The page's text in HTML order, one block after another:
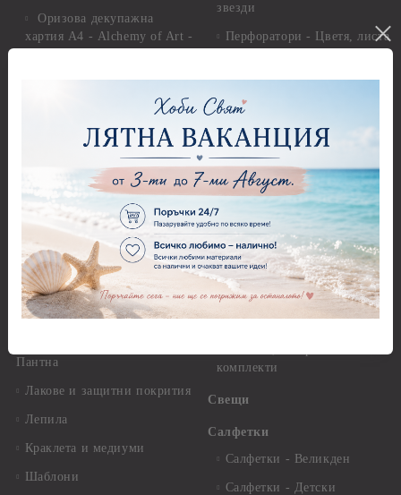
Оризова декупажна
хартия А4 - Alchemy of Art -
Оризова декупажна хартия
А4 - Itd. Collection - 25-30
Фина оризова декупажна
хартия Stamperia - 21 х
29.см. - 28гр.
Декупажна хартия - Други
Антични пасти
Вакс пасти
Грунд, Основи, Релефни
пасти
Пантна
Лакове и защитни покрития
Лепила
Краклета и медиуми
Шаблони
звезди
Перфоратори - Цветя, листа
Перфоратори - Детски
Перфоратори - Животни
Перфоратори - Коледни и
Зимни
Рисуване
Грунд и почистващи
разтвори
Платна за рисуване
Стативи и поставки
Четки и инструменти
комплекти
Свещи
Салфетки
Салфетки - Великден
Салфетки - Детски